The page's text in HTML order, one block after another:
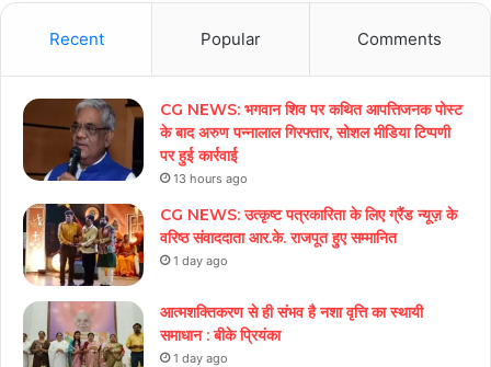
Recent Popular Comments
CG NEWS: भगवान शिव पर कथित आपत्तिजनक पोस्ट
के बाद अरुण पन्नालाल गिरफ्तार, सोशल मीडिया टिप्पणी
पर हुई कार्रवाई
13 hours ago
CG NEWS: उत्कृष्ट पत्रकारिता के लिए ग्रैंड न्यूज़ के
वरिष्ठ संवाददाता आर.के. राजपूत हुए सम्मानित
1 day ago
आत्मशक्तिकरण से ही संभव है नशा वृत्ति का स्थायी
समाधान : बीके प्रियंका
1 day ago